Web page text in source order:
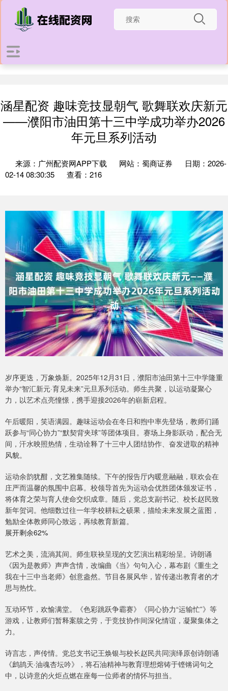
涵星配资 趣味竞技显朝气 歌舞联欢庆新元
——濮阳市油田第十三中学成功举办2026
年元旦系列活动
来源：广州配资网APP下载 网站：蜀商证券
日期：2026-
02-14 08:30:35
查看：216
岁序更迭，万象焕新。2025年12月31日，濮阳市油田第十三中学隆重
举办“智汇新元·育见未来”元旦系列活动。师生共聚，以运动凝聚心
力，以艺术点亮憧憬，携手迎接2026年的崭新启程。
午后暖阳，笑语满园。趣味运动会在冬日和煦中率先登场，教师们踊
跃参与“同心协力”“默契背夹球”等团体项目。赛场上身影跃动，配合无
间，汗水映照热情，生动诠释了十三中人团结协作、奋发进取的精神
风貌。
运动余韵犹酣，文艺雅集随续。下午的报告厅内暖意融融，联欢会在
庄严而温馨的氛围中启幕。校领导首先为运动会优胜团体颁发证书，
将体育之荣与育人使命交织成章。随后，党总支副书记、校长赵民致
新年贺词。他细数过往一年学校耕耘之硕果，描绘未来发展之蓝图，
勉励全体教师同心致远，再续教育新篇。
展开剩余62%
艺术之美，流淌其间。师生联袂呈现的文艺演出精彩纷呈。诗朗诵
《因为是教师》声声含情，改编曲《当》句句入心，幕布剧《重生之
我在十三中当老师》创意盎然。节目各展风华，皆传递出教育者的才
思与热忱。
互动环节，欢愉满堂。《色彩跳跃争霸赛》《同心协力“运输忙”》等
游戏，让教师们暂释案牍之劳，于竞技协作间深化情谊，凝聚集体之
力。
诗言志，声传情。党总支书记王焕银与校长赵民共同演绎原创诗朗诵
《鹧鸪天·油魂杏坛吟》，将石油精神与教育理想熔铸于铿锵词句之
中，以诗意的火炬点燃在座每一位师者的情怀与担当。